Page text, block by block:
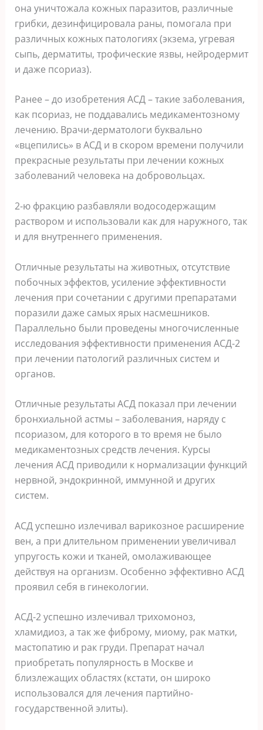
она уничтожала кожных паразитов, различные
грибки, дезинфицировала раны, помогала при
различных кожных патологиях (экзема, угревая
сыпь, дерматиты, трофические язвы, нейродермит
и даже псориаз).
Ранее – до изобретения АСД – такие заболевания,
как псориаз, не поддавались медикаментозному
лечению. Врачи-дерматологи буквально
«вцепились» в АСД и в скором времени получили
прекрасные результаты при лечении кожных
заболеваний человека на добровольцах.
2-ю фракцию разбавляли водосодержащим
раствором и использовали как для наружного, так
и для внутреннего применения.
Отличные результаты на животных, отсутствие
побочных эффектов, усиление эффективности
лечения при сочетании с другими препаратами
поразили даже самых ярых насмешников.
Параллельно были проведены многочисленные
исследования эффективности применения АСД-2
при лечении патологий различных систем и
органов.
Отличные результаты АСД показал при лечении
бронхиальной астмы – заболевания, наряду с
псориазом, для которого в то время не было
медикаментозных средств лечения. Курсы
лечения АСД приводили к нормализации функций
нервной, эндокринной, иммунной и других
систем.
АСД успешно излечивал варикозное расширение
вен, а при длительном применении увеличивал
упругость кожи и тканей, омолаживающее
действуя на организм. Особенно эффективно АСД
проявил себя в гинекологии.
АСД-2 успешно излечивал трихомоноз,
хламидиоз, а так же фиброму, миому, рак матки,
мастопатию и рак груди. Препарат начал
приобретать популярность в Москве и
близлежащих областях (кстати, он широко
использовался для лечения партийно-
государственной элиты).